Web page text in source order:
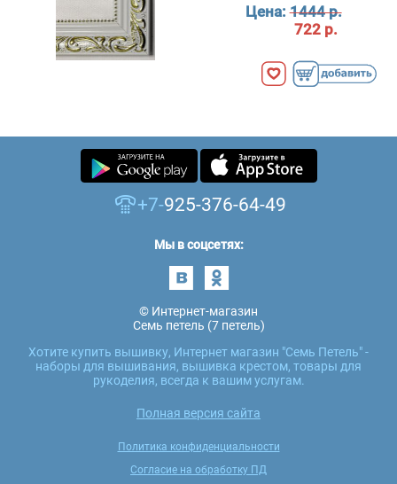
Цена:1444 р.
722 р.
+7-925-376-64-49
Мы в соцсетях:
© Интернет-магазин
Семь петель (7 петель)
Хотите купить вышивку, Интернет магазин "Семь Петель" -
наборы для вышивания, вышивка крестом, товары для
рукоделия, всегда к вашим услугам.
Полная версия сайта
Политика конфиденциальности
Согласие на обработку ПД